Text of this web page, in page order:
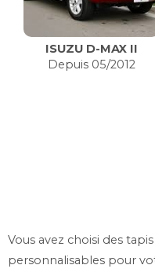
ISUZU D-MAX II
Depuis 05/2012
Vous avez choisi des
personnalisables pour